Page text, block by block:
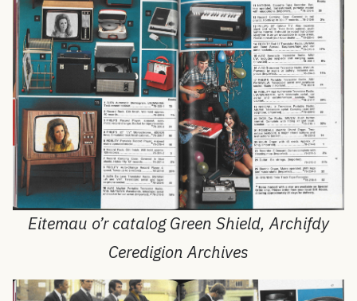
Eitemau o’r catalog Green Shield, Archifdy
Ceredigion Archives